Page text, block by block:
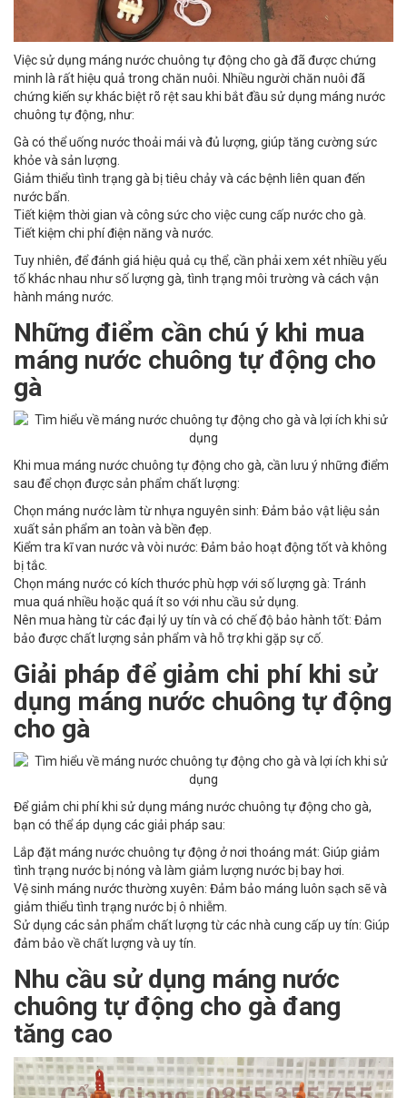
Việc sử dụng máng nước chuông tự động cho gà đã được chứng
minh là rất hiệu quả trong chăn nuôi. Nhiều người chăn nuôi đã
chứng kiến sự khác biệt rõ rệt sau khi bắt đầu sử dụng máng nước
chuông tự động, như:
Gà có thể uống nước thoải mái và đủ lượng, giúp tăng cường sức
khỏe và sản lượng.
Giảm thiểu tình trạng gà bị tiêu chảy và các bệnh liên quan đến
nước bẩn.
Tiết kiệm thời gian và công sức cho việc cung cấp nước cho gà.
Tiết kiệm chi phí điện năng và nước.
Tuy nhiên, để đánh giá hiệu quả cụ thể, cần phải xem xét nhiều yếu
tố khác nhau như số lượng gà, tình trạng môi trường và cách vận
hành máng nước.
Những điểm cần chú ý khi mua
máng nước chuông tự động cho
gà
Khi mua máng nước chuông tự động cho gà, cần lưu ý những điểm
sau để chọn được sản phẩm chất lượng:
Chọn máng nước làm từ nhựa nguyên sinh: Đảm bảo vật liệu sản
xuất sản phẩm an toàn và bền đẹp.
Kiểm tra kĩ van nước và vòi nước: Đảm bảo hoạt động tốt và không
bị tắc.
Chọn máng nước có kích thước phù hợp với số lượng gà: Tránh
mua quá nhiều hoặc quá ít so với nhu cầu sử dụng.
Nên mua hàng từ các đại lý uy tín và có chế độ bảo hành tốt: Đảm
bảo được chất lượng sản phẩm và hỗ trợ khi gặp sự cố.
Giải pháp để giảm chi phí khi sử
dụng máng nước chuông tự động
cho gà
Để giảm chi phí khi sử dụng máng nước chuông tự động cho gà,
bạn có thể áp dụng các giải pháp sau:
Lắp đặt máng nước chuông tự động ở nơi thoáng mát: Giúp giảm
tình trạng nước bị nóng và làm giảm lượng nước bị bay hơi.
Vệ sinh máng nước thường xuyên: Đảm bảo máng luôn sạch sẽ và
giảm thiểu tình trạng nước bị ô nhiễm.
Sử dụng các sản phẩm chất lượng từ các nhà cung cấp uy tín: Giúp
đảm bảo về chất lượng và uy tín.
Nhu cầu sử dụng máng nước
chuông tự động cho gà đang
tăng cao